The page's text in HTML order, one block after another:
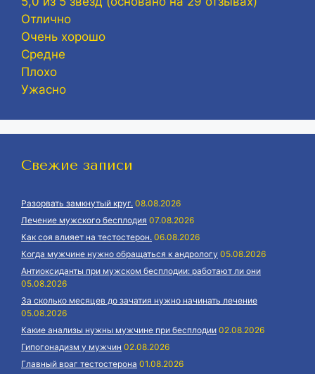
Отлично
Очень хорошо
Средне
Плохо
Ужасно
Свежие записи
Разорвать замкнутый круг. 08.08.2026
Лечение мужского бесплодия 07.08.2026
Как соя влияет на тестостерон. 06.08.2026
Когда мужчине нужно обращаться к андрологу 05.08.2026
Антиоксиданты при мужском бесплодии: работают ли они
05.08.2026
За сколько месяцев до зачатия нужно начинать лечение
05.08.2026
Какие анализы нужны мужчине при бесплодии 02.08.2026
Гипогонадизм у мужчин 02.08.2026
Главный враг тестостерона 01.08.2026